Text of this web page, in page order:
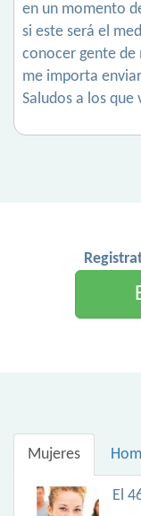
en un momento
si este será el
conocer gente
me importa
Saludos a los
Mujeres
El